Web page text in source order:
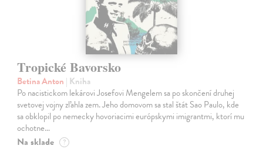
Tropické Bavorsko
Betina Anton | Kniha
Po nacistickom lekárovi Josefovi Mengelem sa po skončení druhej
svetovej vojny zľahla zem. Jeho domovom sa stal štát Sao Paulo, kde
sa obklopil po nemecky hovoriacimi európskymi imigrantmi, ktorí mu
ochotne…
Na sklade ?